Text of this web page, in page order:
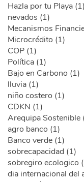
Hazla por tu Playa (1)
nevados (1)
Mecanismos
Microcrédito (1)
COP (1)
Política (1)
Bajo en Carbono (1)
lluvia (1)
niño costero (1)
CDKN (1)
Arequipa Sostenible
agro banco (1)
Banco verde (1)
sobrecapacidad (1)
sobregiro ecologico
dia internacional del